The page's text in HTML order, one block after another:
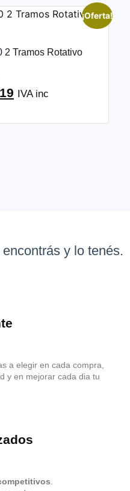
¡Oferta!
2 Tramos Rotativo
con
IVA inc
y lo tenés.
a elegir en cada compra,
y en mejorar cada dia tu
.